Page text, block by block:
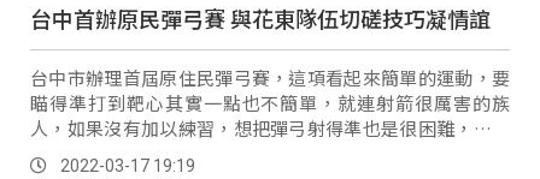
台中首辦原民彈弓賽 與花東隊伍切磋技巧凝情誼
台中市辦理首屆原住民彈弓賽，這項看起來簡單的運動，要
瞄得準打到靶心其實一點也不簡單，就連射箭很厲害的族
人，如果沒有加以練習，想把彈弓射得準也是很困難，但也
因為如此，就讓彈弓賽比起其它競賽，增添了不少樂趣。
2022-03-17 19:19